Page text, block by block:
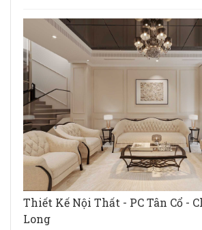
Thiết Kế Nội Thất - PC Tân Cổ -
Long